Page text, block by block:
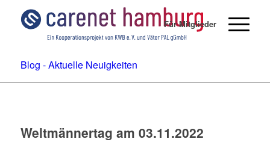
Für Mitglieder
Blog - Aktuelle Neuigkeiten
Weltmännertag am 03.11.2022